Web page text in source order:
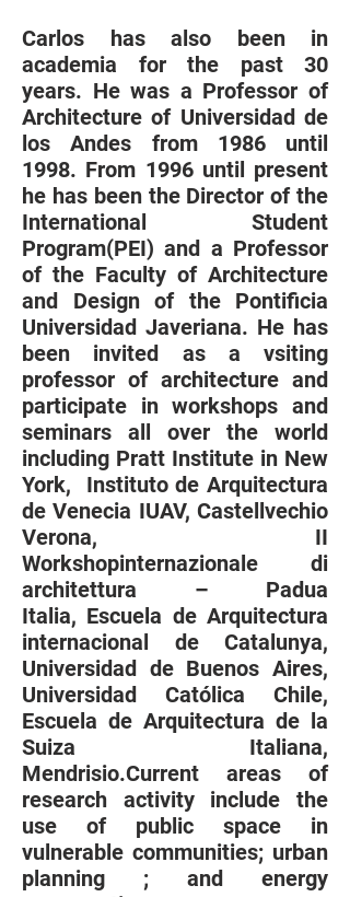
Carlos has also been in
academia for the past 30
years. He was a Professor of
Architecture of Universidad de
los Andes from 1986 until
1998. From 1996 until present
he has been the Director of the
International Student
Program(PEI) and a Professor
of the Faculty of Architecture
and Design of the Pontificia
Universidad Javeriana. He has
been invited as a vsiting
professor of architecture and
participate in workshops and
seminars all over the world
including Pratt Institute in New
York, Instituto de Arquitectura
de Venecia IUAV, Castellvechio
Verona, II
Workshopinternazionale di
architettura – Padua
Italia, Escuela de Arquitectura
internacional de Catalunya,
Universidad de Buenos Aires,
Universidad Católica Chile,
Escuela de Arquitectura de la
Suiza Italiana,
Mendrisio.Current areas of
research activity include the
use of public space in
vulnerable communities; urban
planning ; and energy